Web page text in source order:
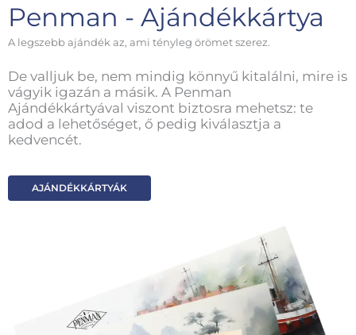
Penman - Ajándékkártya
A legszebb ajándék az, ami tényleg örömet szerez.
De valljuk be, nem mindig könnyű kitalálni, mire is
vágyik igazán a másik. A Penman
Ajándékkártyával viszont biztosra mehetsz: te
adod a lehetőséget, ő pedig kiválasztja a
kedvencét.
AJÁNDÉKKÁRTYÁK